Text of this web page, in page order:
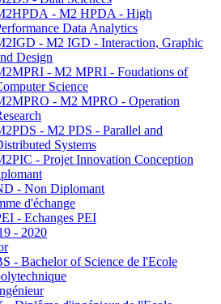
- M2 HPDA - High
Data Analytics
- M2 IGD - Interaction, Graphic
Design
- M2 MPRI - Foudations of
Science
- M2 MPRO - Operation
- M2 PDS - Parallel and
Systems
- Projet Innovation Conception
- Non Diplomant
d'échange
- Echanges PEI
- 2020
- Bachelor of Science de l'Ecole